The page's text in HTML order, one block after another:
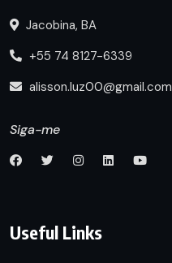
Jacobina, BA
+55 74 8127-6339
alisson.luz00@gmail.com
Siga-me
Useful Links